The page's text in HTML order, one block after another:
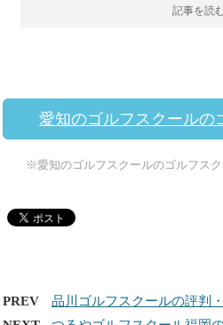
記事を読
愛知のゴルフスクールの
※愛知のゴルフスクールのゴルフス
PREV
品川ゴルフスクールの評判